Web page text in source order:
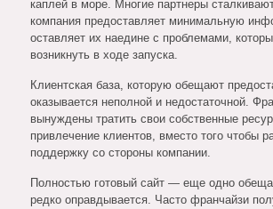
каплей в море. Многие партнеры
компания предоставляет минимальную
оставляет их наедине с проблемами,
возникнуть в ходе запуска.
Клиентская база, которую обещают
оказывается неполной и недостаточной.
вынуждены тратить свои собственные
привлечение клиентов, вместо того чтобы
поддержку со стороны компании.
Полностью готовый сайт — еще одно
редко оправдывается. Часто франчайзи